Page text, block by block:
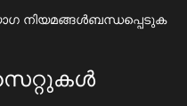
നിയമങ്ങൾബന്ധപ്പെടുക